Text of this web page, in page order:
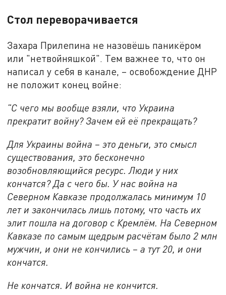
Стол переворачивается
Захара Прилепина не назовёшь паникёром
или "нетвойняшкой". Тем важнее то, что он
написал у себя в канале, – освобождение ДНР
не положит конец войне:
"С чего мы вообще взяли, что Украина
прекратит войну? Зачем ей её прекращать?
Для Украины война – это деньги, это смысл
существования, это бесконечно
возобновляющийся ресурс. Люди у них
кончатся? Да с чего бы. У нас война на
Северном Кавказе продолжалась минимум 10
лет и закончилась лишь потому, что часть их
элит пошла на договор с Кремлём. На Северном
Кавказе по самым щедрым расчётам было 2 млн
мужчин, и они не кончились – а тут 20, и они
кончатся.
Не кончатся. И война не кончится.